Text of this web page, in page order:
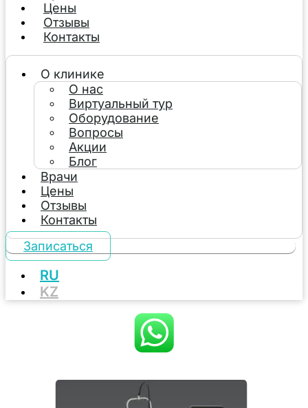
Цены
Отзывы
Контакты
О клинике
О нас
Виртуальный тур
Оборудование
Вопросы
Акции
Блог
Врачи
Цены
Отзывы
Контакты
Записаться
RU
KZ